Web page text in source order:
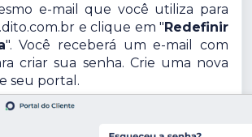
e-mail que você utiliza para
e clique em "Redefinir
". Você receberá um e-mail com
criar sua senha. Crie uma nova
seu portal.